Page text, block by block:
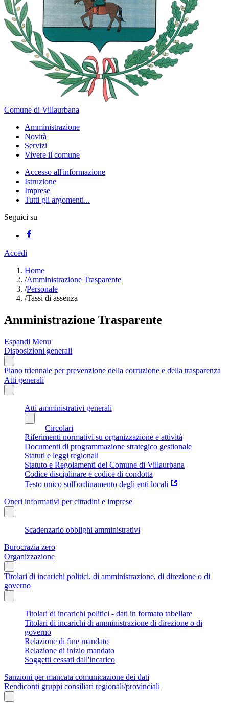
Comune di Villaurbana
Amministrazione
Novità
Servizi
Vivere il comune
Accesso all'informazione
Istruzione
Imprese
Tutti gli argomenti...
Seguici su
Accedi
Home
/Amministrazione Trasparente
/Personale
/Tassi di assenza
Amministrazione Trasparente
Espandi Menu
Disposizioni generali
Piano triennale per prevenzione della corruzione e della trasparenza
Atti generali
Atti amministrativi generali
Circolari
Riferimenti normativi su organizzazione e attività
Documenti di programmazione strategico gestionale
Statuti e leggi regionali
Statuto e Regolamenti del Comune di Villaurbana
Codice disciplinare e codice di condotta
Testo unico sull'ordinamento degli enti locali
Oneri informativi per cittadini e imprese
Scadenzario obblighi amministrativi
Burocrazia zero
Organizzazione
Titolari di incarichi politici, di amministrazione, di direzione o di
governo
Titolari di incarichi politici - dati in formato tabellare
Titolari di incarichi di amministrazione di direzione o di
governo
Relazione di fine mandato
Relazione di inizio mandato
Soggetti cessati dall'incarico
Sanzioni per mancata comunicazione dei dati
Rendiconti gruppi consiliari regionali/provinciali